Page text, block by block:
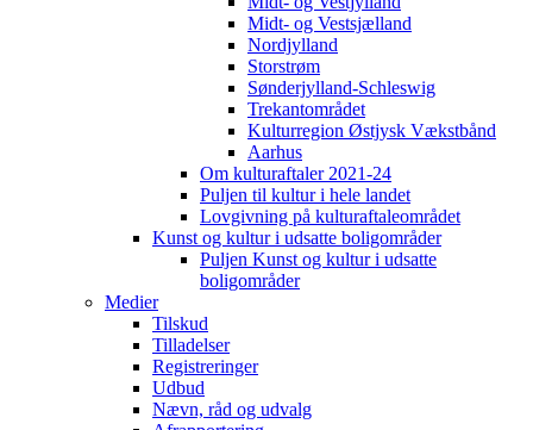
Midt- og Vestsjælland
Nordjylland
Storstrøm
Sønderjylland-Schleswig
Trekantområdet
Kulturregion Østjysk Vækstbånd
Aarhus
Om kulturaftaler 2021-24
Puljen til kultur i hele landet
Lovgivning på kulturaftaleområdet
Kunst og kultur i udsatte boligområder
Puljen Kunst og kultur i udsatte
boligområder
Medier
Tilskud
Tilladelser
Registreringer
Udbud
Nævn, råd og udvalg